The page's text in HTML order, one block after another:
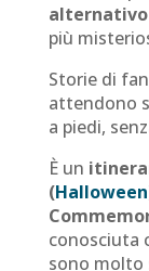
più
Storie di
attendono
a piedi,
È un
(Halloween
conosciuta
sono molto